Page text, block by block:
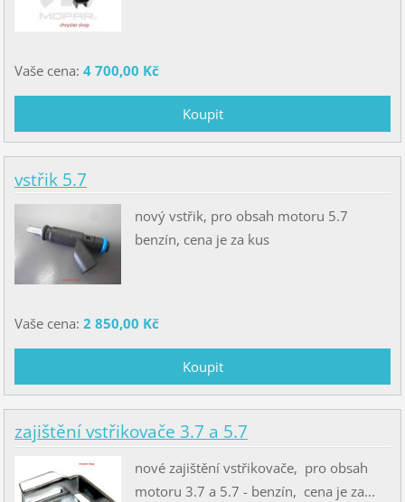
Vaše cena: 4 700,00 Kč
vstřik 5.7
nový vstřik, pro obsah motoru 5.7
benzín, cena je za kus
Vaše cena: 2 850,00 Kč
zajištění vstřikovače 3.7 a 5.7
nové zajištění vstřikovače, pro obsah
motoru 3.7 a 5.7 - benzín, cena je za...